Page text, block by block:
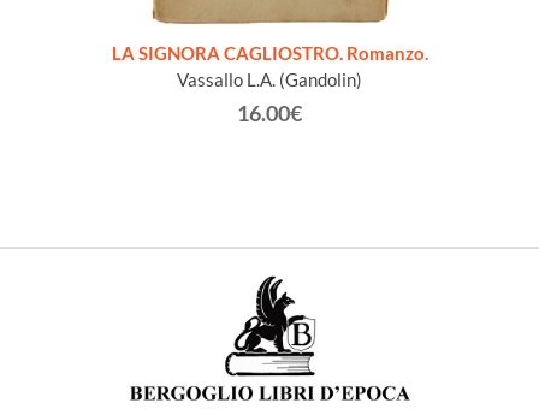
LA SIGNORA CAGLIOSTRO. Romanzo.
Vassallo L.A. (Gandolin)
16.00€